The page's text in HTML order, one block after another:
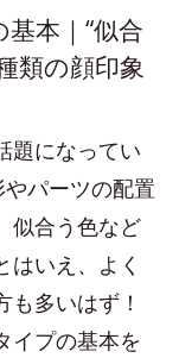
本｜“似合
類の顔印象
題になってい
やパーツの配置
似合う色など
はいえ、よく
多いはず！
イプの基本を